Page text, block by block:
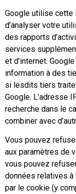
Google utilise cette
d’analyser votre
des rapports
services
et d’internet.
information à des
si lesdits tiers
Google. L’adresse
recherche dans le
combiner avec
Vous pouvez
aux paramètres de
vous pouvez
données relatives
par le cookie (y